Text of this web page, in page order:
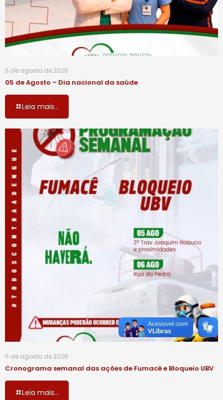
5 de agosto de 2026
05 de Agosto – Dia nacional da saúde
Leia mais...
5 de agosto de 2026
Cronograma semanal das ações de Fumacê e Bloqueio UBV
Leia mais...